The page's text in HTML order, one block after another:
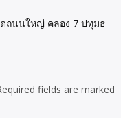
ถนนใหญ่ คลอง 7 ปทุมธ
fields are marked